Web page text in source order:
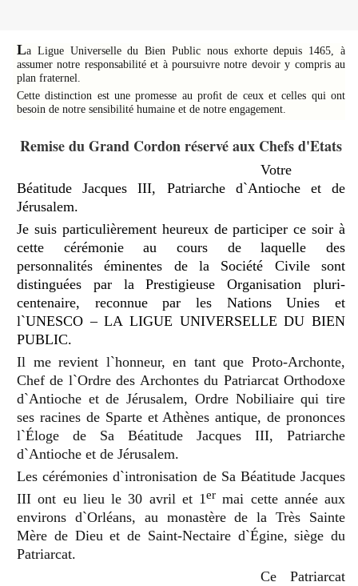
La Ligue Universelle du Bien Public nous exhorte depuis 1465, à
assumer notre responsabilité et à poursuivre notre devoir y compris au
plan fraternel.
Cette distinction est une promesse au proﬁt de ceux et celles qui ont
besoin de notre sensibilité humaine et de notre engagement.
Remise du Grand Cordon réservé aux Chefs d'Etats
Votre
Béatitude Jacques III, Patriarche d`Antioche et de
Jérusalem.
Je suis particulièrement heureux de participer ce soir à
cette cérémonie au cours de laquelle des
personnalitéséminentes de la Société Civile sont
distinguées par la Prestigieuse Organisation pluri-
centenaire, reconnue par les Nations Unies et
l`UNESCO–LA LIGUE UNIVERSELLE DU BIEN
PUBLIC.
Il me revient l`honneur, en tant que Proto-Archonte,
Chef de l`Ordre des Archontes du Patriarcat Orthodoxe
d`Antioche et de Jérusalem, Ordre Nobiliaire qui tire
ses racines de Sparte et Athènes antique, de prononces
l`Éloge de Sa Béatitude Jacques III, Patriarche
d`Antioche et de Jérusalem.
Les cérémonies d`intronisation de Sa Béatitude Jacques
III ont eu lieu le 30 avril et 1er mai cette année aux
environs d`Orléans, au monastère de la Très Sainte
Mère de Dieu et de Saint-Nectaire d`Égine, siège du
Patriarcat.
Ce Patriarcat